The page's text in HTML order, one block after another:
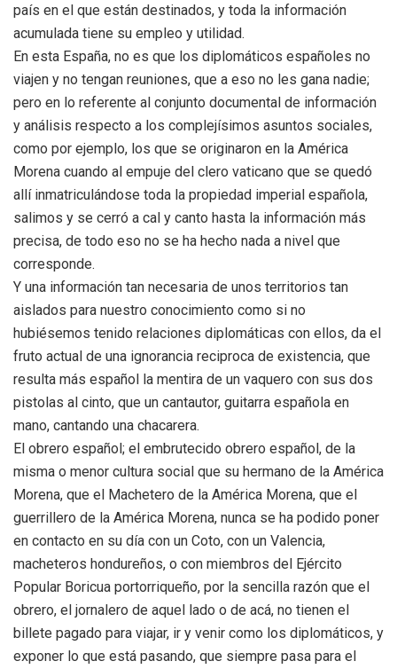
país en el que están destinados, y toda la información
acumulada tiene su empleo y utilidad.
En esta España, no es que los diplomáticos españoles no
viajen y no tengan reuniones, que a eso no les gana nadie;
pero en lo referente al conjunto documental de información
y análisis respecto a los complejísimos asuntos sociales,
como por ejemplo, los que se originaron en la América
Morena cuando al empuje del clero vaticano que se quedó
allí inmatriculándose toda la propiedad imperial española,
salimos y se cerró a cal y canto hasta la información más
precisa, de todo eso no se ha hecho nada a nivel que
corresponde.
Y una información tan necesaria de unos territorios tan
aislados para nuestro conocimiento como si no
hubiésemos tenido relaciones diplomáticas con ellos, da el
fruto actual de una ignorancia reciproca de existencia, que
resulta más español la mentira de un vaquero con sus dos
pistolas al cinto, que un cantautor, guitarra española en
mano, cantando una chacarera.
El obrero español; el embrutecido obrero español, de la
misma o menor cultura social que su hermano de la América
Morena, que el Machetero de la América Morena, que el
guerrillero de la América Morena, nunca se ha podido poner
en contacto en su día con un Coto, con un Valencia,
macheteros hondureños, o con miembros del Ejército
Popular Boricua portorriqueño, por la sencilla razón que el
obrero, el jornalero de aquel lado o de acá, no tienen el
billete pagado para viajar, ir y venir como los diplomáticos, y
exponer lo que está pasando, que siempre pasa para el